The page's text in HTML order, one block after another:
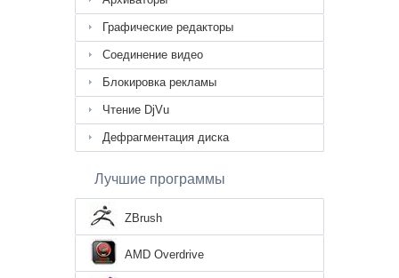
Графические редакторы
Соединение видео
Блокировка рекламы
Чтение DjVu
Дефрагментация диска
Лучшие программы
ZBrush
AMD Overdrive